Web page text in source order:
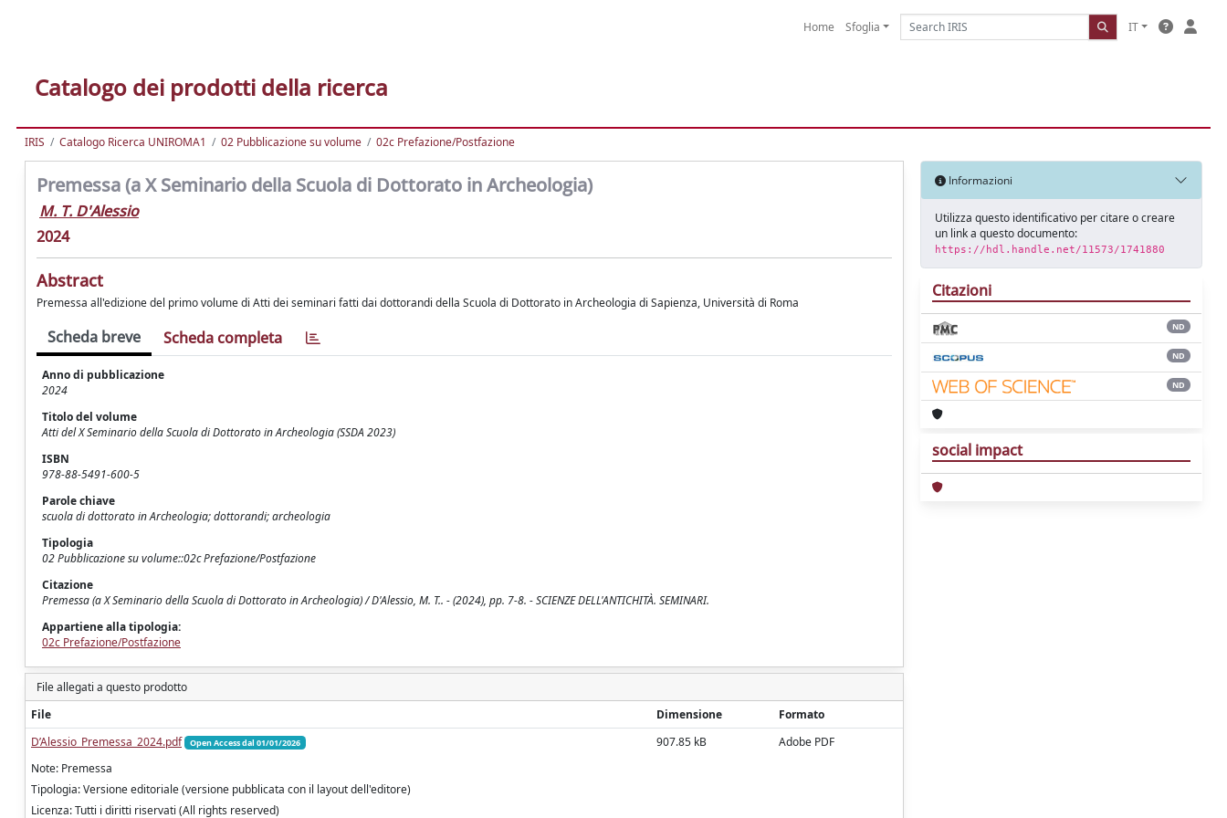
Home Sfoglia IT
Catalogo dei prodotti della ricerca
IRIS Catalogo Ricerca UNIROMA1 02 Pubblicazione su volume 02c Prefazione/Postfazione
Premessa (a X Seminario della Scuola di Dottorato in Archeologia)
M. T. D'Alessio
2024
Abstract
Premessa all'edizione del primo volume di Atti dei seminari fatti dai dottorandi della Scuola di Dottorato in Archeologia di Sapienza, Università di Roma
Scheda breve Scheda completa
Anno di pubblicazione
2024
Titolo del volume
Atti del X Seminario della Scuola di Dottorato in Archeologia (SSDA 2023)
ISBN
978-88-5491-600-5
Parole chiave
scuola di dottorato in Archeologia; dottorandi; archeologia
Tipologia
02 Pubblicazione su volume::02c Prefazione/Postfazione
Citazione
Premessa (a X Seminario della Scuola di Dottorato in Archeologia) / D'Alessio, M. T.. - (2024), pp. 7-8. - SCIENZE DELL'ANTICHITÀ. SEMINARI.
Appartiene alla tipologia:
02c Prefazione/Postfazione
File allegati a questo prodotto
File
Dimensione
Formato
D’Alessio_Premessa_2024.pdf
Open Access dal 01/01/2026
Note: Premessa
Tipologia: Versione editoriale (versione pubblicata con il layout dell'editore)
Licenza: Tutti i diritti riservati (All rights reserved)
907.85 kB Adobe PDF
Informazioni
Utilizza questo identificativo per citare o creare
un link a questo documento:
https://hdl.handle.net/11573/1741880
Citazioni
ND
ND
ND
social impact